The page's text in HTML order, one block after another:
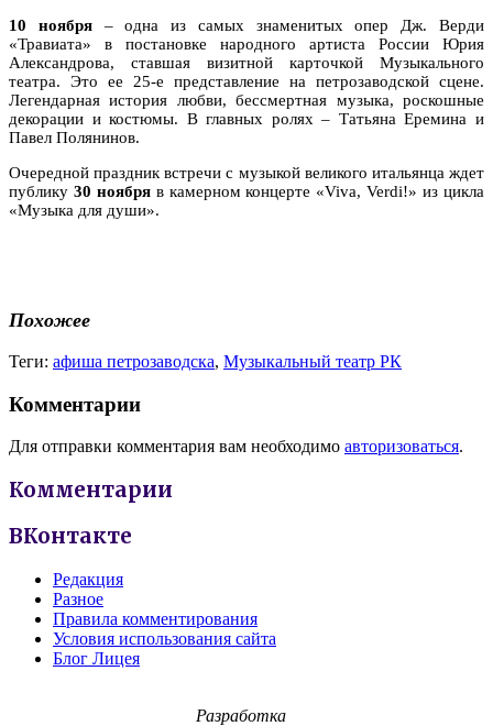
10 ноября– одна из самых знаменитых опер Дж. Верди
«Травиата» в постановке народного артиста России Юрия
Александрова, ставшая визитной карточкой Музыкального
театра. Это ее 25-е представление на петрозаводской сцене.
Легендарная история любви, бессмертная музыка, роскошные
декорации и костюмы. В главных ролях – Татьяна Еремина и
Павел Полянинов.
Очередной праздник встречи с музыкой великого итальянца ждет
публику 30 ноябряв камерном концерте «Viva, Verdi!» из цикла
«Музыка для души».
Похожее
Теги: афиша петрозаводска, Музыкальный театр РК
Комментарии
Для отправки комментария вам необходимо авторизоваться.
Комментарии
ВКонтакте
Редакция
Разное
Правила комментирования
Условия использования сайта
Блог Лицея
Разработка